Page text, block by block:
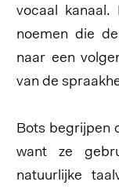
vocaal kanaal.
noemen die
naar een
van de
Bots begrijpen
want ze
natuurlijke